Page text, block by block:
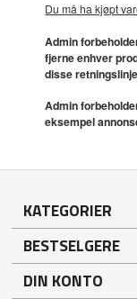
Du må ha kjøpt
Admin
fjerne enhver
disse
Admin
eksempel
KATEGORIER
BESTSELGERE
DIN KONTO